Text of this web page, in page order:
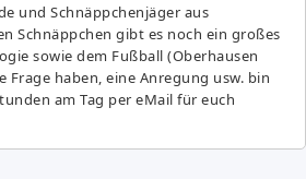
und Schnäppchenjäger aus
Schnäppchen gibt es noch ein großes
sowie dem Fußball (Oberhausen
Frage haben, eine Anregung usw. bin
am Tag per eMail für euch